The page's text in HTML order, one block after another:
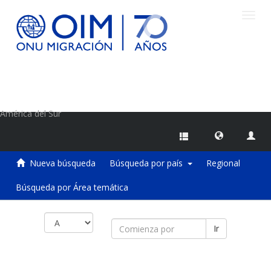
América del Sur
Nueva búsqueda Búsqueda por país Regional
Búsqueda por Área temática
Ir